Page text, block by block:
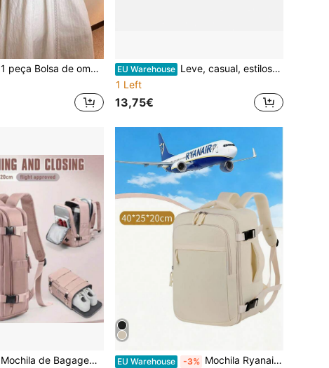
1 peça Bolsa de ombro de palha trançada de grande capacidade, estilo de férias 2025, bolsa de praia trançada para férias na praia, presente para mãe, mulheres, bolsa escolar, portátil, grande capacidade, leve, adequada para raparigas adolescentes, estudantes universitárias femininas, universidade, ensino secundário, ensino médio, exterior, viagens, passeios, trabalho, deslocações, férias
EU Warehouse Leve, casual, estilosa, bolsa de noite, bolsa de jantar, charmosa, elegante, requintada, discreta, luxuosa, com strass, adequada para festeiras, mulheres, noivas, perfeita para festas, jantares/banquetes, vestidos de feriado do Dia dos Namorados, volta às aulas, férias, jantares, presentes para namoradas, festas, temporada de formatura, presentes, correntes de metal
1 Left
13,75€
Mochila de Bagagem de Mão Ryanair - 40 x 20 x 25 cm, Mochila de Viagem com Compartimento para Sapatos, Mochila Casual, Mochila Multicompartimento, Portátil
EU Warehouse -3% Mochila Ryanair 40 x 20 x 25 cm, mochila de portátil em conformidade com as normas da companhia aérea, adequada para homens e mulheres, 15,6 polegadas, volta às aulas